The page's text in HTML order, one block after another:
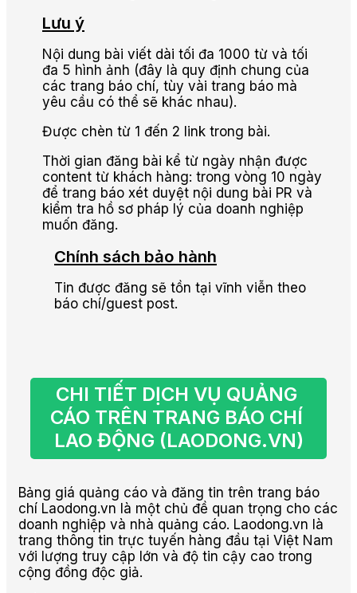
Lưu ý
Nội dung bài viết dài tối đa 1000 từ và tối
đa 5 hình ảnh (đây là quy định chung của
các trang báo chí, tùy vài trang báo mà
yêu cầu có thể sẽ khác nhau).
Được chèn từ 1 đến 2 link trong bài.
Thời gian đăng bài kể từ ngày nhận được
content từ khách hàng: trong vòng 10 ngày
để trang báo xét duyệt nội dung bài PR và
kiểm tra hồ sơ pháp lý của doanh nghiệp
muốn đăng.
Chính sách bảo hành
Tin được đăng sẽ tồn tại vĩnh viễn theo
báo chí/guest post.
CHI TIẾT DỊCH VỤ QUẢNG
CÁO TRÊN TRANG BÁO CHÍ
LAO ĐỘNG (LAODONG.VN)
Bảng giá quảng cáo và đăng tin trên trang báo
chí Laodong.vn là một chủ đề quan trọng cho các
doanh nghiệp và nhà quảng cáo. Laodong.vn là
trang thông tin trực tuyến hàng đầu tại Việt Nam
với lượng truy cập lớn và độ tin cậy cao trong
cộng đồng độc giả.